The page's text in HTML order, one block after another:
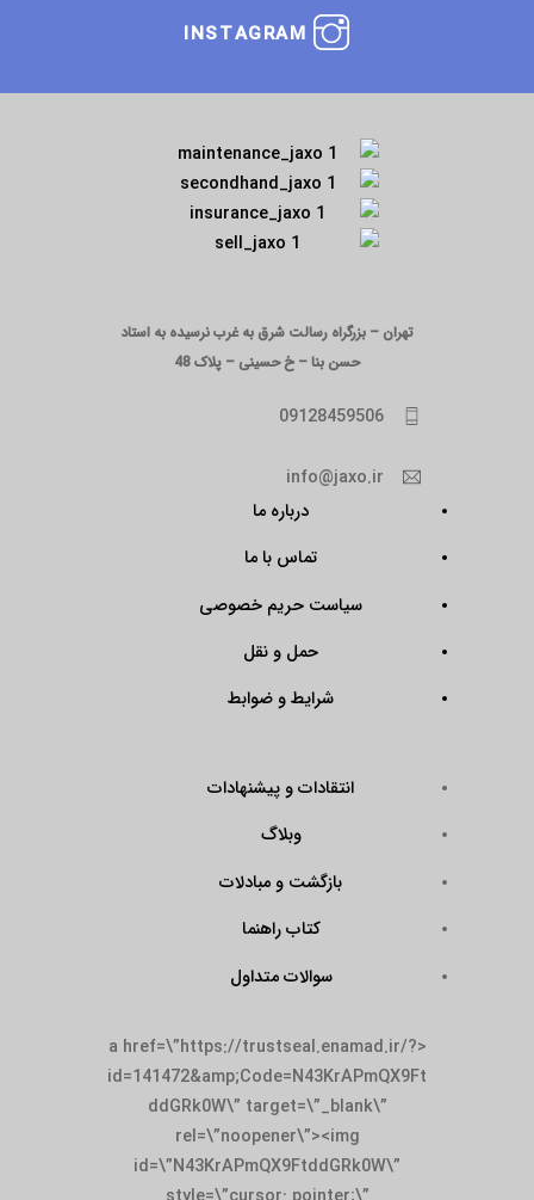
INSTAGRAM
تهران – بزرگراه رسالت شرق به غرب نرسیده به استاد
حسن بنا – خ حسینی – پلاک 48
09128459506
info@jaxo.ir
درباره ما
تماس با ما
سیاست حریم خصوصی
حمل و نقل
شرایط و ضوابط
انتقادات و پیشنهادات
وبلاگ
بازگشت و مبادلات
کتاب راهنما
سوالات متداول
<a href=\”https://trustseal.enamad.ir/?
id=141472&amp;Code=N43KrAPmQX9Ft
ddGRk0W\” target=\”_blank\”
rel=\”noopener\”><img
id=\”N43KrAPmQX9FtddGRk0W\”
style=\”cursor: pointer;\”